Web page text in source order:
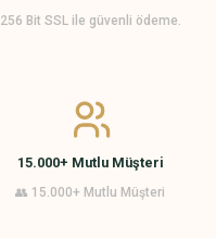
256 Bit SSL ile güvenli ödeme.
15.000+ Mutlu Müşteri
👥 15.000+ Mutlu Müşteri